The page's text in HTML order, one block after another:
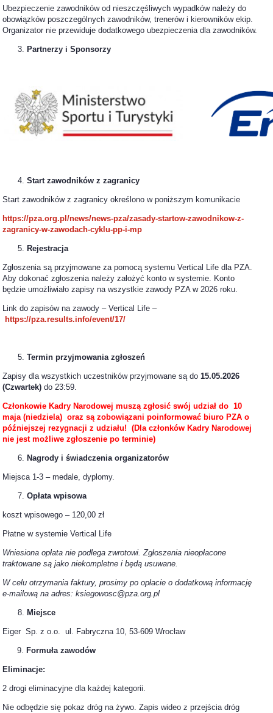
Ubezpieczenie zawodników od nieszczęśliwych wypadków należy do
obowiązków poszczególnych zawodników, trenerów i kierowników ekip.
Organizator nie przewiduje dodatkowego ubezpieczenia dla zawodników.
Partnerzy i Sponsorzy
Start zawodników z zagranicy
Start zawodników z zagranicy określono w poniższym komunikacie
https://pza.org.pl/news/news-pza/zasady-startow-zawodnikow-z-
zagranicy-w-zawodach-cyklu-pp-i-mp
Rejestracja
Zgłoszenia są przyjmowane za pomocą systemu Vertical Life dla PZA.
Aby dokonać zgłoszenia należy założyć konto w systemie. Konto
będzie umożliwiało zapisy na wszystkie zawody PZA w 2026 roku.
Link do zapisów na zawody – Vertical Life –
https://pza.results.info/event/17/
Termin przyjmowania zgłoszeń
Zapisy dla wszystkich uczestników przyjmowane są do15.05.2026
(Czwartek) do 23:59.
Członkowie Kadry Narodowej muszą zgłosić swój udział do 10
maja (niedziela) oraz są zobowiązani poinformować biuro PZA o
późniejszej rezygnacji z udziału! (Dla członków Kadry Narodowej
nie jest możliwe zgłoszenie po terminie)
Nagrody i świadczenia organizatorów
Miejsca 1-3 – medale, dyplomy.
Opłata wpisowa
koszt wpisowego – 120,00 zł
Płatne w systemie Vertical Life
Wniesiona opłata nie podlega zwrotowi. Zgłoszenia nieopłacone
traktowane są jako niekompletne i będą usuwane.
W celu otrzymania faktury, prosimy po opłacie o dodatkową informację
e-mailową na adres: ksiegowosc@pza.org.pl
Miejsce
Eiger Sp. z o.o. ul. Fabryczna 10, 53-609 Wrocław
9. Formuła zawodów
Eliminacje:
2 drogi eliminacyjne dla każdej kategorii.
Nie odbędzie się pokaz dróg na żywo. Zapis wideo z przejścia dróg